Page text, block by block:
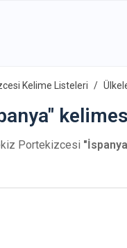
Kelime Listeleri
Portekizcesi